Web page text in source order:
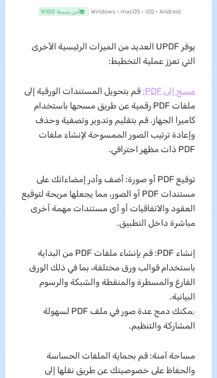
Windows • macOS • iOS • Android آمن بنسبة 100%
يوفر UPDF العديد من الميزات الرئيسية الأخرى
التي تعزز عملية التخطيط:
مسح إلى PDF:
قم بتحويل المستندات الورقية إلى
ملفات PDF رقمية عن طريق مسحها باستخدام
كاميرا الجهاز. قم بتقليم وتدوير وتصفية وحذف
وإعادة ترتيب الصور الممسوحة لإنشاء ملفات
PDF ذات مظهر احترافي.
توقيع PDF أو صورة: أضف وأدر إمضاءاتك على
مستندات PDF أو الصور، مما يجعلها مريحة لتوقيع
العقود والاتفاقيات أو أي مستندات مهمة أخرى
مباشرة داخل التطبيق.
إنشاء PDF: قم بإنشاء ملفات PDF من البداية
باستخدام قوالب ورق مختلفة، بما في ذلك الورق
الفارغ والمسطرة والمنقطة والشبكة والرسوم
البيانية.
ي
مكنك دمج عدة صور في ملف PDF لسهولة
المشاركة والتنظيم.
مساحة آمنة: قم بحماية الملفات الحساسة
والحفاظ على خصوصيتك عن طريق نقلها إلى